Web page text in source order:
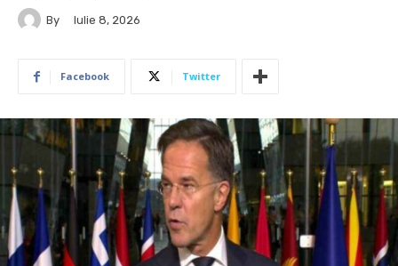
By Iulie 8, 2026
Facebook Twitter